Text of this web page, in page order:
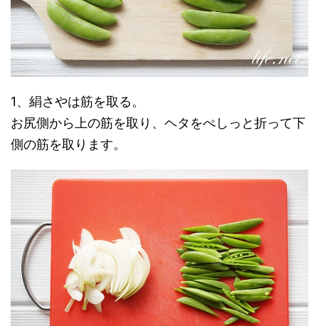
1、絹さやは筋を取る。
お尻側から上の筋を取り、ヘタをぺしっと折って下
側の筋を取ります。